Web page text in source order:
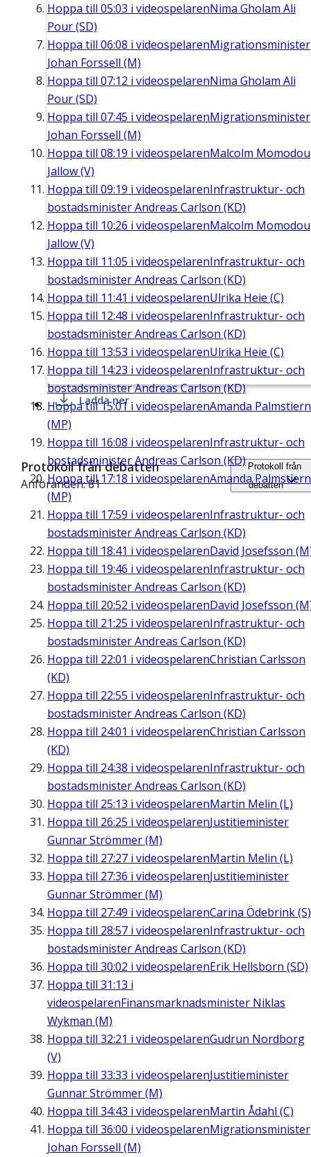
Hoppa till 05:03 i videospelarenNima Gholam Ali
Pour (SD)
Hoppa till 06:08 i videospelarenMigrationsminister
Johan Forssell (M)
Hoppa till 07:12 i videospelarenNima Gholam Ali
Pour (SD)
Hoppa till 07:45 i videospelarenMigrationsminister
Johan Forssell (M)
Hoppa till 08:19 i videospelarenMalcolm Momodou
Jallow (V)
Hoppa till 09:19 i videospelarenInfrastruktur- och
bostadsminister Andreas Carlson (KD)
Hoppa till 10:26 i videospelarenMalcolm Momodou
Jallow (V)
Hoppa till 11:05 i videospelarenInfrastruktur- och
bostadsminister Andreas Carlson (KD)
Hoppa till 11:41 i videospelarenUlrika Heie (C)
Hoppa till 12:48 i videospelarenInfrastruktur- och
bostadsminister Andreas Carlson (KD)
Hoppa till 13:53 i videospelarenUlrika Heie (C)
Hoppa till 14:23 i videospelarenInfrastruktur- och
bostadsminister Andreas Carlson (KD)
Hoppa till15:01 i videospelarenAmanda
(MP)
Hoppa till 16:08 i videospelarenInfrastruktur- och
bostadsminister Andreas Carlson (KD)
Hoppa till 17:18 i videospelarenAmanda
(MP)
Hoppa till 17:59 i videospelarenInfrastruktur- och
bostadsminister Andreas Carlson (KD)
Hoppa till 18:41 i videospelarenDavid Josefsson
Hoppa till 19:46 i videospelarenInfrastruktur- och
bostadsminister Andreas Carlson (KD)
Hoppa till 20:52 i videospelarenDavid Josefsson
Hoppa till 21:25 i videospelarenInfrastruktur- och
bostadsminister Andreas Carlson (KD)
Hoppa till 22:01 i videospelarenChristian Carlsson
(KD)
Hoppa till 22:55 i videospelarenInfrastruktur- och
bostadsminister Andreas Carlson (KD)
Hoppa till 24:01 i videospelarenChristian Carlsson
(KD)
Hoppa till 24:38 i videospelarenInfrastruktur- och
bostadsminister Andreas Carlson (KD)
Hoppa till 25:13 i videospelarenMartin Melin (L)
Hoppa till 26:25 i videospelarenJustitieminister
Gunnar Strömmer (M)
Hoppa till 27:27 i videospelarenMartin Melin (L)
Hoppa till 27:36 i videospelarenJustitieminister
Gunnar Strömmer (M)
Hoppa till 27:49 i videospelarenCarina Ödebrink (S)
Hoppa till 28:57 i videospelarenInfrastruktur- och
bostadsminister Andreas Carlson (KD)
Hoppa till 30:02 i videospelarenErik Hellsborn (SD)
Hoppa till 31:13 i
videospelarenFinansmarknadsminister Niklas
Wykman (M)
Hoppa till 32:21 i videospelarenGudrun Nordborg
(V)
Hoppa till 33:33 i videospelarenJustitieminister
Gunnar Strömmer (M)
Hoppa till 34:43 i videospelarenMartin Ådahl (C)
Hoppa till 36:00 i videospelarenMigrationsminister
Johan Forssell (M)
Ladda ner
Protokoll från debatten
Anföranden: 81
Protokoll från
debatten